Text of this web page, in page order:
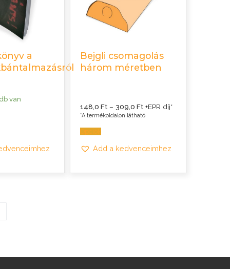
a
bántalmazásról
van
Bejgli csomagolás
három méretben
148,0 Ft – 309,0 FtÁrtartomány:
148,0 Ft
-
+EPR díj*
*A termékoldalon látható
Add a kedvenceimhez